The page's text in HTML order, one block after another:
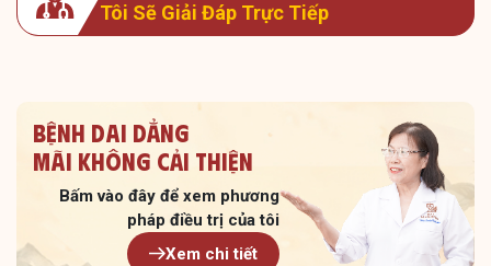
Tôi Sẽ Giải Đáp Trực Tiếp
Bệnh dai dẳng
Mãi không cải thiện
Bấm vào đây để xem phương
pháp điều trị của tôi
Xem chi tiết